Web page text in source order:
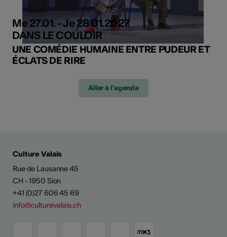
Me 27.01. - Je 28.01.2027
DANS LE COULOIR
UNE COMÉDIE HUMAINE ENTRE PUDEUR ET
ÉCLATS DE RIRE
Aller à l'agenda
Culture Valais
Rue de Lausanne 45
CH - 1950 Sion
+41 (0)27 606 45 69
info@culturevalais.ch